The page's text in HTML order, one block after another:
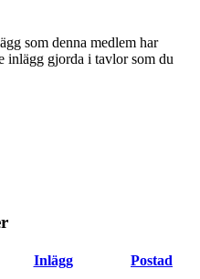
som denna medlem har
inlägg gjorda i tavlor som du
Inlägg
Postad